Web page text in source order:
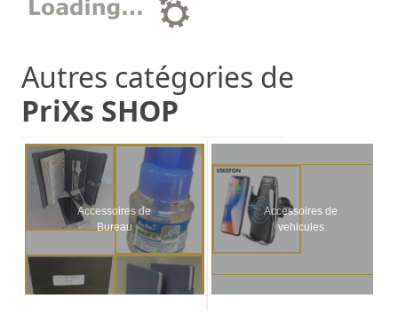
Autres catégories de
PriXs SHOP
Accessoires de
Bureau
Accessoires de
vehicules